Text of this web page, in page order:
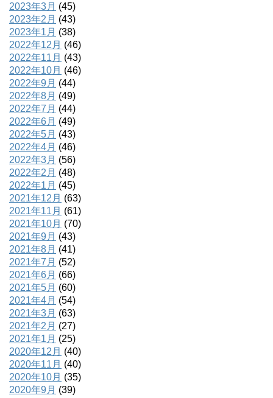
2023年3月 (45)
2023年2月 (43)
2023年1月 (38)
2022年12月 (46)
2022年11月 (43)
2022年10月 (46)
2022年9月 (44)
2022年8月 (49)
2022年7月 (44)
2022年6月 (49)
2022年5月 (43)
2022年4月 (46)
2022年3月 (56)
2022年2月 (48)
2022年1月 (45)
2021年12月 (63)
2021年11月 (61)
2021年10月 (70)
2021年9月 (43)
2021年8月 (41)
2021年7月 (52)
2021年6月 (66)
2021年5月 (60)
2021年4月 (54)
2021年3月 (63)
2021年2月 (27)
2021年1月 (25)
2020年12月 (40)
2020年11月 (40)
2020年10月 (35)
2020年9月 (39)